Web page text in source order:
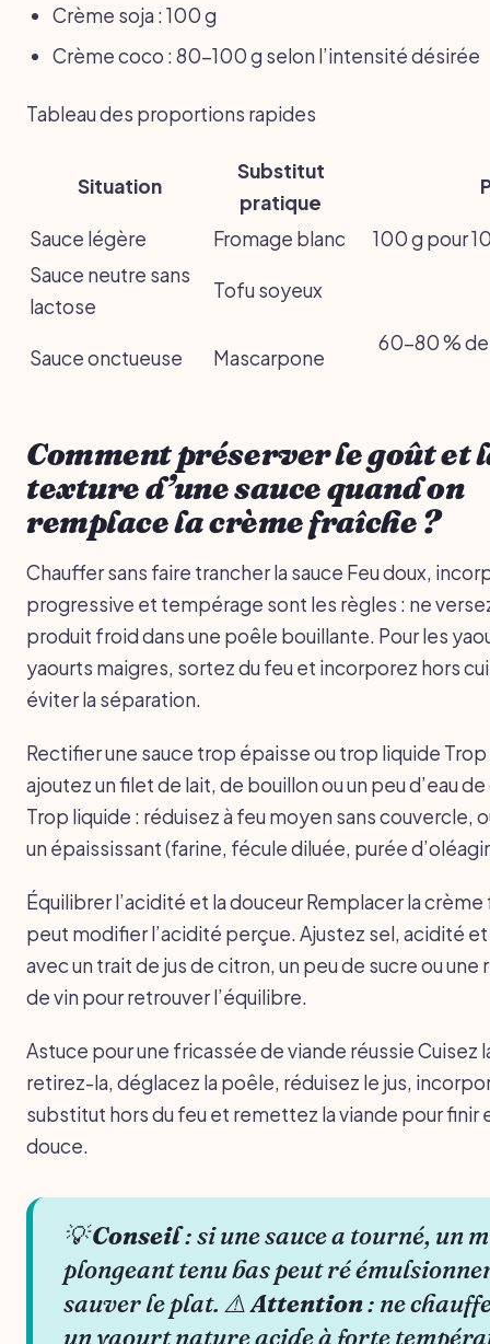
Crème soja : 100 g
Crème coco : 80-100 g selon l’intensité désirée
Tableau des proportions rapides
Situation
Substitut
pratique
Sauce légère Fromage blanc
100 g pour
Sauce neutre sans
lactose
Tofu soyeux
Sauce onctueuse Mascarpone
60-80 % de
Comment préserver le goût et
texture d’une sauce quand on
remplace la crème fraîche ?
Chauffer sans faire trancher la sauce Feu doux,
progressive et tempérage sont les règles : ne
produit froid dans une poêle bouillante. Pour les
yaourts maigres, sortez du feu et incorporez hors
éviter la séparation.
Rectifier une sauce trop épaisse ou trop liquide
ajoutez un filet de lait, de bouillon ou un peu d’eau
Trop liquide : réduisez à feu moyen sans couvercle,
un épaississant (farine, fécule diluée, purée
Équilibrer l’acidité et la douceur Remplacer la
peut modifier l’acidité perçue. Ajustez sel, acidité
avec un trait de jus de citron, un peu de sucre ou une
de vin pour retrouver l’équilibre.
Astuce pour une fricassée de viande réussie Cuisez
retirez-la, déglacez la poêle, réduisez le jus,
substitut hors du feu et remettez la viande pour finir
douce.
💡Conseil: si une sauce a tourné, un
plongeant tenu bas peut ré
sauver le plat. ⚠️Attention: ne
un yaourt nature acide à forte